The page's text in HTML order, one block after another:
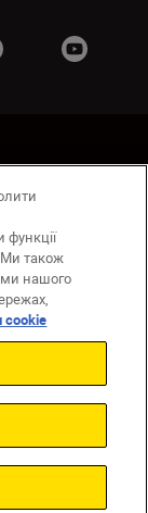
функції
Ми також
нашого
cookie